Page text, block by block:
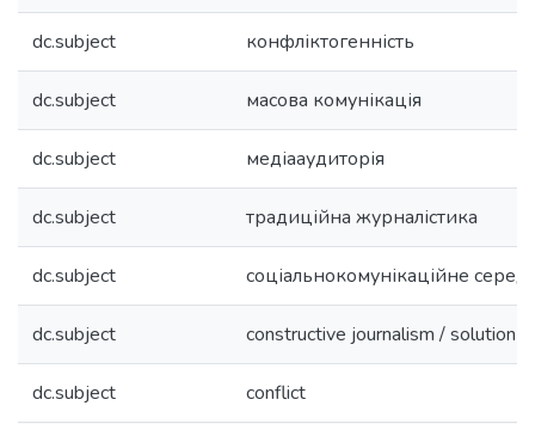
dc.subject конфліктогенність
dc.subject масова комунікація
dc.subject медіааудиторія
dc.subject традиційна журналістика
dc.subject соціальнокомунікаційне
dc.subject constructive journalism / solution
dc.subject conflict